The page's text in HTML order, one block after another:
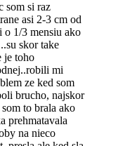
som si raz
asi 2-3 cm od
o 1/3 mensiu ako
skor take
je toho
mi
ze ked som
brucho, najskor
to brala ako
prehmatavala
na nieco